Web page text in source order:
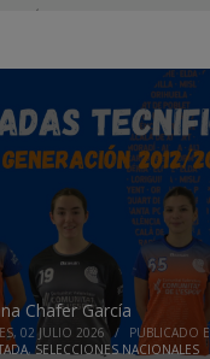
A LAS JORNADAS DE
Chafer García
02 JULIO 2026 / PUBLICADO
, SELECCIONES NACIONALES